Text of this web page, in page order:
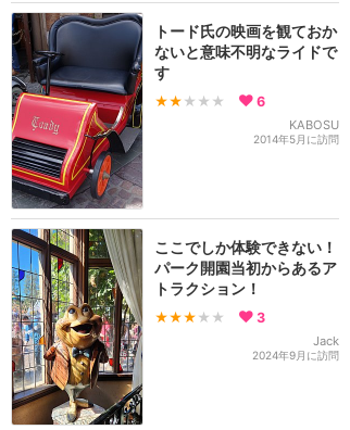
トード氏の映画を観ておか
ないと意味不明なライドで
す
★★ ★★★ 6
KABOSU
2014年5月に訪問
ここでしか体験できない！
パーク開園当初からあるア
トラクション！
★★★ ★★ 3
Jack
2024年9月に訪問